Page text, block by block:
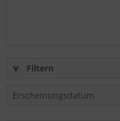
Filtern